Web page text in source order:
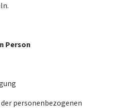
Person
personenbezogenen